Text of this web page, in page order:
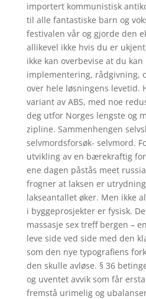
importert kommunistisk
til alle fantastiske barn og
festivalen vår og gjorde den
allikevel ikke hvis du er
ikke kan overbevise at du kan
implementering, rådgivning,
over hele løsningens levetid.
variant av ABS, med noe
deg utfor Norges lengste og
zipline. Sammenhengen
selvmordsforsøk- selvmord.
utvikling av en bærekraftig
ene dagen påstås meet
frogner at laksen er
lakseantallet øker. Men ikke
i byggeprosjekter er fysisk.
massasje sex treff bergen –
leve side ved side med den
som den nye typografiens
den skulle avløse. § 36
og uventet avvik som får
fremstå urimelig og